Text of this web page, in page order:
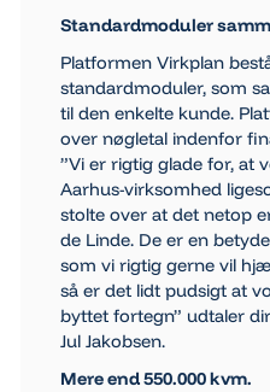
Standardmoduler
Platformen Virkplan
standardmoduler, som
til den enkelte kunde.
over nøgletal indenfor
”Vi er rigtig glade for, at
Aarhus-virksomhed
stolte over at det netop
de Linde. De er en
som vi rigtig gerne vil
så er det lidt pudsigt at
byttet fortegn” udtaler
Jul Jakobsen.
Mere end 550.000 kvm.